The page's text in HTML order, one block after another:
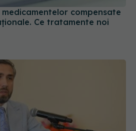
medicamentelor compensate
Ce tratamente noi